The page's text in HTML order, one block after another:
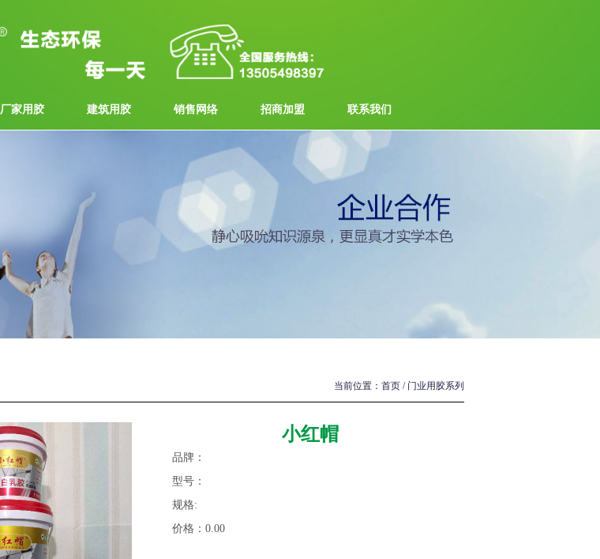
厂家用胶 建筑用胶 销售网络 招商加盟 联系我们
当前位置： 首页 / 门业用胶系列
小红帽
品牌：
型号：
规格:
价格：0.00